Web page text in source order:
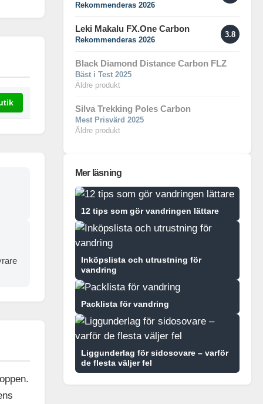
Rekommenderas 2026
Leki Makalu FX.One Carbon
Rekommenderas 2026
3.8
Black Diamond Distance Carbon FLZ
Bäst i Test 2025
Äldre produkt
Silva Trekking Poles Carbon
Mest Prisvärd 2025
Äldre produkt
Mer läsning
12 tips som gör vandringen lättare
Inköpslista och utrustning för
vandring
Packlista för vandring
Liggunderlag för sidosovare – varför
de flesta väljer fel